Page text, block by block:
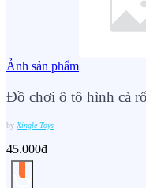
Ảnh sản phẩm
Đồ chơi ô tô hình cà
by Xingle Toys
45.000đ